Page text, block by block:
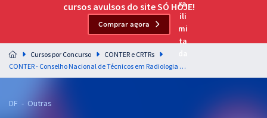
Residências Multiprofissionais
Preparação completa e intensiva para as principais
residências em saúde do Brasil
cursos avulsos do site SÓ HOJE!
Comprar agora
Cursos por Concurso
CONTER e CRTRs
CONTER - Conselho Nacional de Técnicos em Radiologia - Analista Técnico/ Contador-Contabilidade/ Financeiro (Código 404) - Pós-edital
DF - Outras